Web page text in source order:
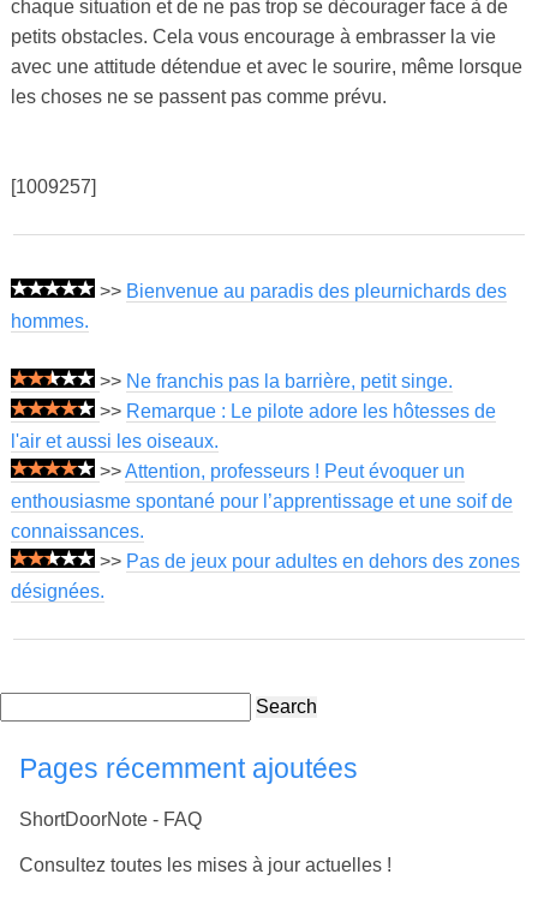
chaque situation et de ne pas trop se décourager face à de
petits obstacles. Cela vous encourage à embrasser la vie
avec une attitude détendue et avec le sourire, même lorsque
les choses ne se passent pas comme prévu.
[1009257]
>> Bienvenue au paradis des pleurnichards des
hommes.
>> Ne franchis pas la barrière, petit singe.
>> Remarque : Le pilote adore les hôtesses de
l'air et aussi les oiseaux.
>>Attention, professeurs ! Peut évoquer un
enthousiasme spontané pour l’apprentissage et une soif de
connaissances.
>> Pas de jeux pour adultes en dehors des zones
désignées.
Search
Pages récemment ajoutées
ShortDoorNote - FAQ
Consultez toutes les mises à jour actuelles !